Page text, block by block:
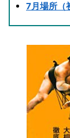
7月場所（